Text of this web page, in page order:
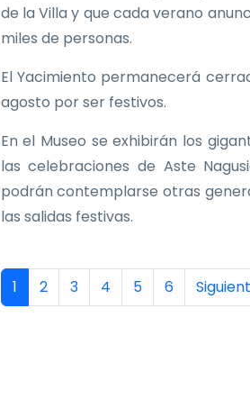
de la Villa y que cada verano
miles de personas.
El Yacimiento permanecerá
agosto por ser festivos.
En el Museo se exhibirán los
las celebraciones de Aste
podrán contemplarse otras
las salidas festivas.
Paginación
Página actual
1 Página
2 Página
3 Página
4 Página
5 Página
6